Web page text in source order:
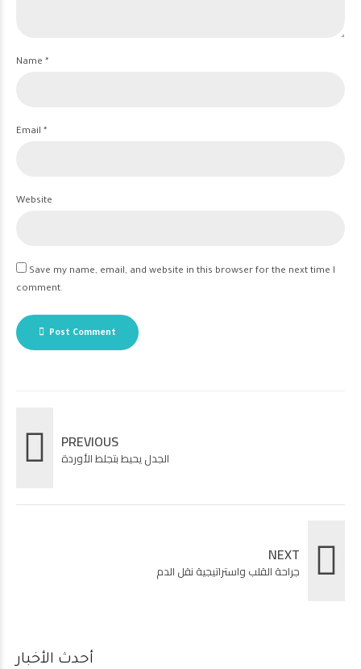
Name *
Email *
Website
Save my name, email, and website in this browser for the next time I
comment.
Post Comment
PREVIOUS
الجدل يحيط بتجلط الأوردة
NEXT
جراحة القلب واستراتيجية نقل الدم
أحدث الأخبار